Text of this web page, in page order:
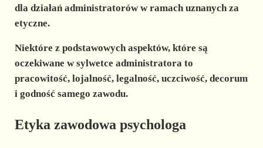
dla działań administratorów w ramach uznanych za
etyczne.
Niektóre z podstawowych aspektów, które są
oczekiwane w sylwetce administratora to
pracowitość, lojalność, legalność, uczciwość, decorum
i godność samego zawodu.
Etyka zawodowa psychologa